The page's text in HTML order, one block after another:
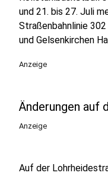
und 21. bis 27. Juli
Straßenbahnlinie
und Gelsenkirchen
Anzeige
Änderungen auf
Anzeige
Auf der